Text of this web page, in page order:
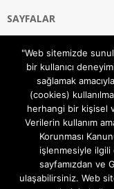
SAYFALAR
Gizlilik ve Çerezler
Hakkımızda
İletişim Kanalları
MODEM KURULUM
TEKNİK DESTEK
TELEVİZYON
"Web sitemizde
bir kullanıcı
sağlamak
(cookies)
herhangi bir kişisel
Verilerin kullanım
Korunması
işlenmesiyle ilgili
sayfamızdan ve
ulaşabilirsiniz. Web